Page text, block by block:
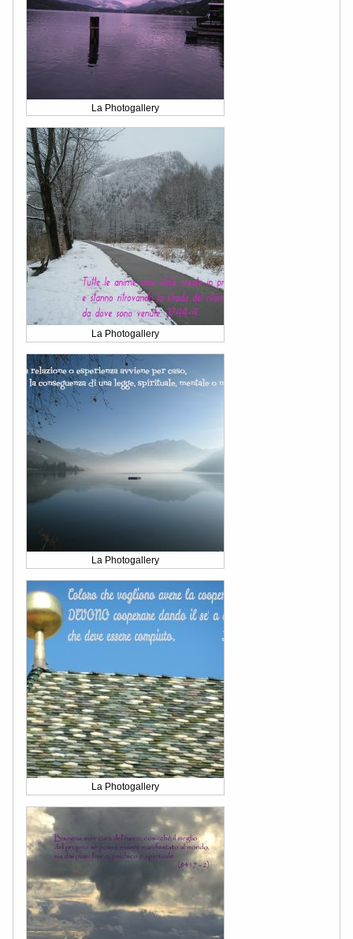
La Photogallery
La Photogallery
La Photogallery
La Photogallery